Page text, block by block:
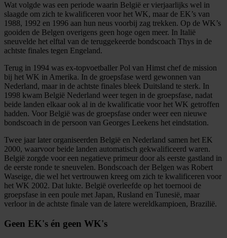
Wat volgde was een periode waarin België er vierjaarlijks wel in
slaagde om zich te kwalificeren voor het WK, maar de EK’s van
1988, 1992 en 1996 aan hun neus voorbij zag trekken. Op de WK’s
gooiden de Belgen overigens geen hoge ogen meer. In Italië
sneuvelde het elftal van de teruggekeerde bondscoach Thys in de
achtste finales tegen Engeland.
Terug in 1994 was ex-topvoetballer Pol van Himst chef de mission
bij het WK in Amerika. In de groepsfase werd gewonnen van
Nederland, maar in de achtste finales bleek Duitsland te sterk. In
1998 kwam België Nederland weer tegen in de groepsfase, nadat
beide landen elkaar ook al in de kwalificatie voor het WK getroffen
hadden. Voor België was de groepsfase onder weer een nieuwe
bondscoach in de persoon van Georges Leekens het eindstation.
Twee jaar later organiseerden België en Nederland samen het EK
2000, waarvoor beide landen automatisch gekwalificeerd waren.
België zorgde voor een negatieve primeur door als eerste gastland in
de eerste ronde te sneuvelen. Bondscoach der Belgen was Robert
Waseige, die wel het vertrouwen kreeg om zich te kwalificeren voor
het WK 2002. Dat lukte. België overleefde op het toernooi de
groepsfase in een poule met Japan, Rusland en Tunesië, maar
verloor in de achtste finale van de latere wereldkampioen, Brazilië.
Geen EK's én geen WK's